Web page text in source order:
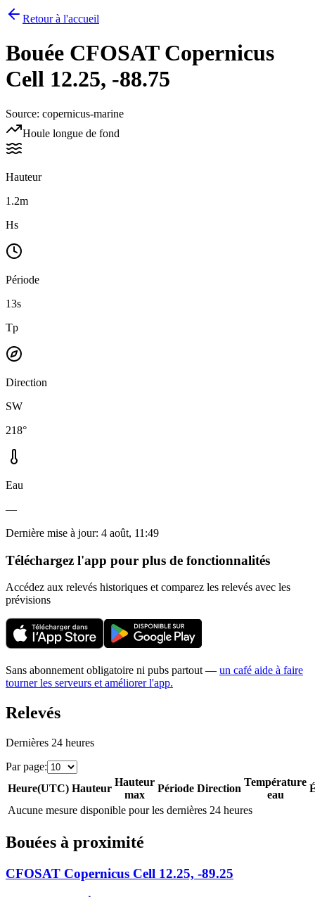
Retour à l'accueil
Bouée CFOSAT Copernicus
Cell 12.25, -88.75
Source: copernicus-marine
Houle longue de fond
Hauteur
1.2m
Hs
Période
13s
Tp
Direction
SW
218°
Eau
—
Dernière mise à jour: 4 août, 11:49
Téléchargez l'app pour plus de fonctionnalités
Accédez aux relevés historiques et comparez les relevés avec les
prévisions
Sans abonnement obligatoire ni pubs partout — un café aide à faire
tourner les serveurs et améliorer l'app.
Relevés
Dernières 24 heures
Par page:
Heure(UTC) Hauteur
Hauteur
max
Période Direction
Température
eau
Aucune mesure disponible pour les dernières 24 heures
Bouées à proximité
CFOSAT Copernicus Cell 12.25, -89.25